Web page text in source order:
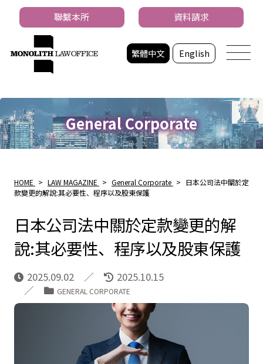
繁體中文 English
聯繫本所 資料請求
General Corporate
HOME > LAW MAGAZINE > General Corporate > 日本公司法中關於定
款變更的解說:其必要性、程序以及股東保護
日本公司法中關於定款變更的解
說:其必要性、程序以及股東保護
2025.09.02 2025.10.15
GENERAL CORPORATE